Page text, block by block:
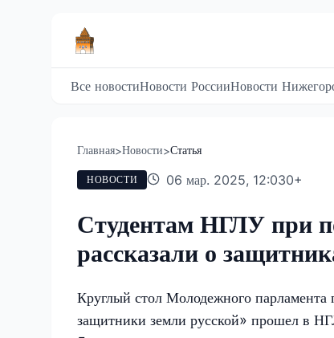
Все новостиНовости РоссииНовости
Главная>Новости>Статья
НОВОСТИ 06 мар. 2025, 12:030+
Студентам НГЛУ при
рассказали о
Круглый стол Молодежного
защитники земли русской» прошел в